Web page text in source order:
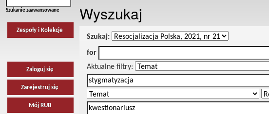
Szukanie zaawansowane
Zespoły i Kolekcje
Zaloguj się
Zarejestruj się
Mój RUB
Wyszukaj
Szukaj:
for
Aktualne filtry: